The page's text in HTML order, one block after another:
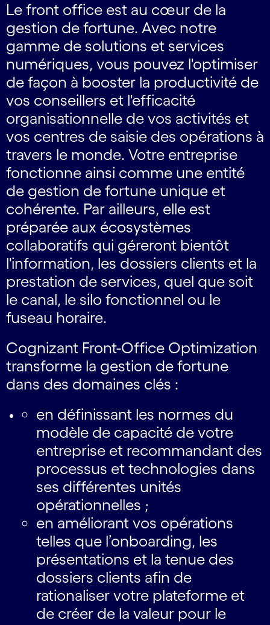
Le front office est au cœur de la
gestion de fortune. Avec notre
gamme de solutions et services
numériques, vous pouvez l'optimiser
de façon à booster la productivité de
vos conseillers et l'efficacité
organisationnelle de vos activités et
vos centres de saisie des opérations à
travers le monde. Votre entreprise
fonctionne ainsi comme une entité
de gestion de fortune unique et
cohérente. Par ailleurs, elle est
préparée aux écosystèmes
collaboratifs qui géreront bientôt
l'information, les dossiers clients et la
prestation de services, quel que soit
le canal, le silo fonctionnel ou le
fuseau horaire.
Cognizant Front-Office Optimization
transforme la gestion de fortune
dans des domaines clés :
en définissant les normes du
modèle de capacité de votre
entreprise et recommandant des
processus et technologies dans
ses différentes unités
opérationnelles​ ​;
en améliorant vos opérations
telles que l’onboarding, les
présentations et la tenue des
dossiers clients afin de
rationaliser votre plateforme et
de créer de la valeur pour le